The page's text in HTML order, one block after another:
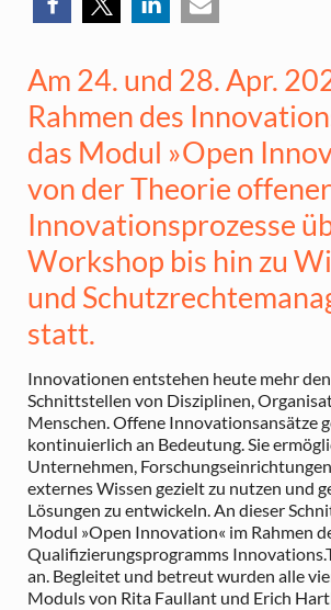
Am 24. und 28. Apr.
Rahmen des
das Modul »Open
von der Theorie offener
Innovationsprozesse
Workshop bis hin zu
und
statt.
Innovationen entstehen heute mehr
Schnittstellen von Disziplinen,
Menschen. Offene Innovationsansätze
kontinuierlich an Bedeutung. Sie
Unternehmen,
externes Wissen gezielt zu nutzen und
Lösungen zu entwickeln. An dieser
Modul »Open Innovation« im Rahmen
Qualifizierungsprogramms
an. Begleitet und betreut wurden alle
Moduls von Rita Faullant und Erich